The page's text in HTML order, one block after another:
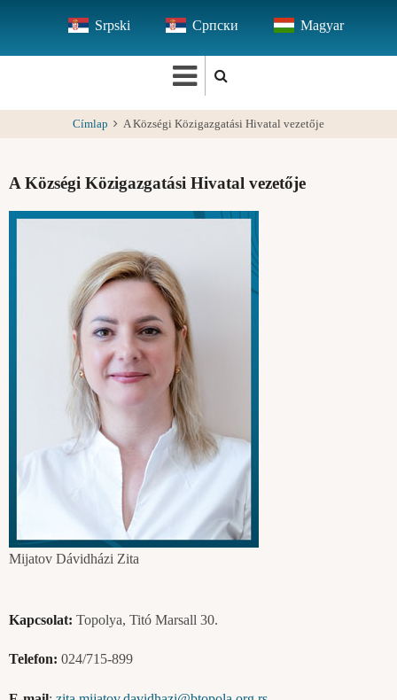
tartalomra
Srpski Српски Magyar
Címlap A Községi Közigazgatási Hivatal vezetője
A Községi Közigazgatási Hivatal vezetője
Mijatov Dávidházi Zita
Kapcsolat: Topolya, Titó Marsall 30.
Telefon: 024/715-899